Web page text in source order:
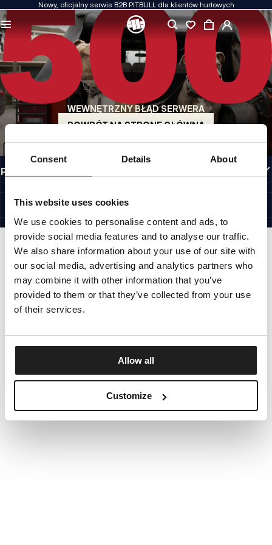
Consent Details About
This website uses cookies
We use cookies to personalise content and ads, to
provide social media features and to analyse our traffic.
We also share information about your use of our site with
our social media, advertising and analytics partners who
may combine it with other information that you’ve
provided to them or that they’ve collected from your use
of their services.
Allow all
Customize
Nowy, oficjalny serwis B2B PITBULL dla klientów hurtowych
WEWNĘTRZNY BŁĄD SERWERA
POWRÓT NA STRONĘ GŁÓWNĄ
JAKOŚĆ TO DLA NAS PRIORYTET
Naszą odzież produkujemy z pasją. Nie idziemy na kompromis w kwestiach
wytrzymałości, długowieczności materiałów i dbałości o detal.
US ORIGIN
Nasze korzenie sięgają San Diego z początku lat 90-tych XX wieku. Nasz styl jest
surowy, autentyczny i bezkompromisowy.
MARKA Z CHARAKTEREM
Nasze kolekcje wybierają sportowcy, fighterzy i uparci indywidualiści.
INFORMACJE
PRZYDATNE LINKI
©1997 - 2026 PITBULL SP. Z O.O. ALL RIGHTS RESERVED.
SITE CREDITS
IDŹ DO GÓRY